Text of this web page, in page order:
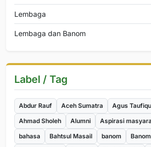
Lembaga
Lembaga dan Banom
Label / Tag
Abdur Rauf Aceh Sumatra
Agus
Ahmad Sholeh
Alumni Aspirasi
bahasa
Bahtsul Masail banom